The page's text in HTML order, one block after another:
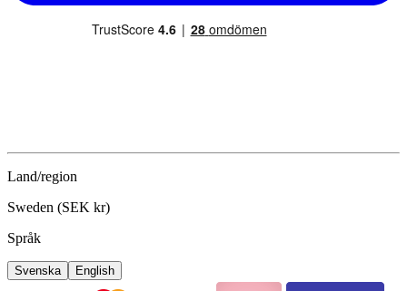
Land/region
Sweden (SEK kr)
Språk
Svenska English